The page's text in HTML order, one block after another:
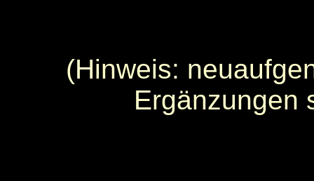
(Hinweis:
Ergänzungen